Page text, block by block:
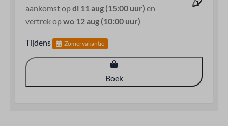
aankomst opdi 11 aug (15:00 uur) en
vertrek opwo 12 aug (10:00 uur)
Tijdens Zomervakantie
Boek